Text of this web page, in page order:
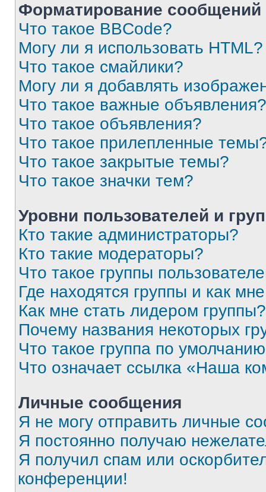
Форматирование
Что такое BBCode?
Могу ли я использовать HTML?
Что такое смайлики?
Могу ли я добавлять
Что такое важные объявления?
Что такое объявления?
Что такое прилепленные
Что такое закрытые темы?
Что такое значки тем?
Уровни пользователей и
Кто такие администраторы?
Кто такие модераторы?
Что такое группы
Где находятся группы и как
Как мне стать лидером группы?
Почему названия некоторых
Что такое группа по
Что означает ссылка «Наша
Личные сообщения
Я не могу отправить личные
Я постоянно получаю
Я получил спам или
конференции!